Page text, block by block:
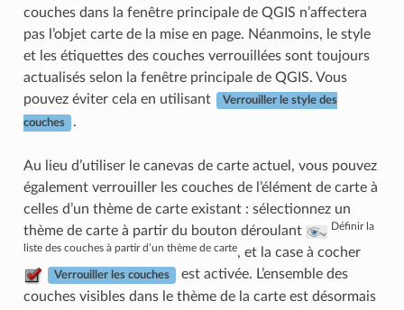
couches dans la fenêtre principale de QGIS n’affectera
pas l’objet carte de la mise en page. Néanmoins, le style
et les étiquettes des couches verrouillées sont toujours
actualisés selon la fenêtre principale de QGIS. Vous
pouvez éviter cela en utilisant
Verrouiller le style des
couches .
Au lieu d’utiliser le canevas de carte actuel, vous pouvez
également verrouiller les couches de l’élément de carte à
celles d’un thème de carte existant : sélectionnez un
thème de carte à partir du bouton déroulant
Définir la
liste des couches à partir d’un thème de carte, et la case à cocher
Verrouiller les couches
est activée. L’ensemble des
couches visibles dans le thème de la carte est désormais